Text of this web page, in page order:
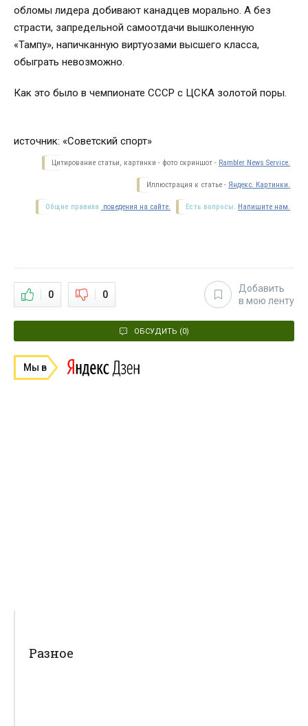
обломы лидера добивают канадцев морально. А без
страсти, запредельной самоотдачи вышколенную
«Тампу», напичканную виртуозами высшего класса,
обыграть невозможно.
Как это было в чемпионате СССР с ЦСКА золотой поры.
источник: «Советский спорт»
Цитирование статьи, картинки - фото скриншот - Rambler News Service.
Иллюстрация к статье - Яндекс. Картинки.
Есть вопросы. Напишите нам.
Общие правила поведения на сайте.
0 0
Добавить
в мою ленту
ОБСУДИТЬ (0)
Мы в
Разное